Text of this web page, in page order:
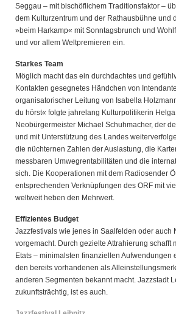
Seggau – mit bischöflichem Traditionsfaktor –
dem Kulturzentrum und der Rathausbühne und
»beim Harkamp« mit Sonntagsbrunch und
und vor allem Weltpremieren ein.
Starkes Team
Möglich macht das ein durchdachtes und
Kontakten gesegnetes Händchen von
organisatorischer Leitung von Isabella
du hörst« folgte jahrelang Kulturpolitikerin
Neobürgermeister Michael Schuhmacher, der
und mit Unterstützung des Landes
die nüchternen Zahlen der Auslastung, die
messbaren Umwegrentabilitäten und die
sich. Die Kooperationen mit dem Radiosender
entsprechenden Verknüpfungen des ORF mit
weltweit heben den Mehrwert.
Effizientes Budget
Jazzfestivals wie jenes in Saalfelden oder auch
vorgemacht. Durch gezielte Attrahierung schafft
Etats – minimalsten finanziellen Aufwendungen
den bereits vorhandenen als
anderen Segmenten bekannt macht. Jazzstadt
zukunftsträchtig, ist es auch.